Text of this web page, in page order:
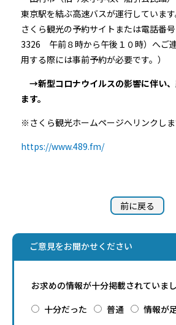
東京駅を結ぶ高速バスが運行していま
さくら観光の予約サイトまたは電話番
3326 午前８時から午後１０時）へご
用する際には事前予約が必要です。
→新型コロナウイルスの影響に伴い
ます。
※さくら観光ホームページへリンクしま
https://www.489.fm/
前に戻る
ご意見をお聞かせください
お求めの情報が十分掲載されていま
十分だった
普通 情報が